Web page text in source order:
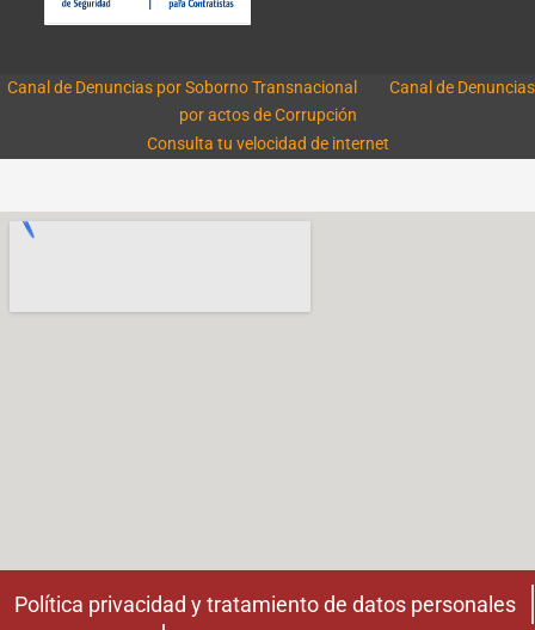
Canal de Denuncias por Soborno Transnacional
Canal de Denuncias
por actos de Corrupción
Consulta tu velocidad de internet
Política privacidad y tratamiento de datos personales